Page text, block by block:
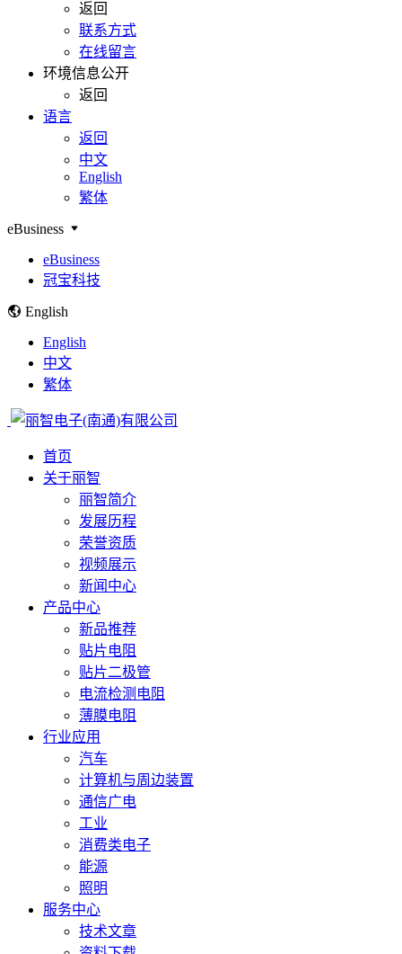
返回
联系方式
在线留言
环境信息公开
返回
语言
返回
中文
English
繁体
eBusiness
eBusiness
冠宝科技
English
English
中文
繁体
首页
关于丽智
丽智简介
发展历程
荣誉资质
视频展示
新闻中心
产品中心
新品推荐
贴片电阻
贴片二极管
电流检测电阻
薄膜电阻
行业应用
汽车
计算机与周边装置
通信广电
工业
消费类电子
能源
照明
服务中心
技术文章